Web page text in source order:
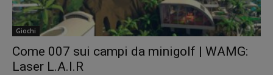
Giochi
Come 007 sui campi da minigolf | WAMG:
Laser L.A.I.R